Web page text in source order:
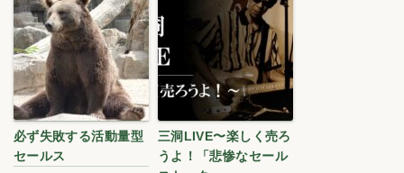
必ず失敗する活動量型
セールス
三洞LIVE〜楽しく売ろ
うよ！「悲惨なセール